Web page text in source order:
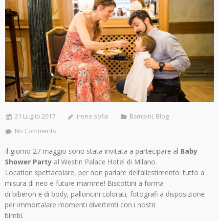
21 Luglio 2017 irene sofia Bambini, Blog
No Comments
Il giorno 27 maggio sono stata invitata a partecipare al Baby
Shower Party al Westin Palace Hotel di Milano.
Location spettacolare, per non parlare dell’allestimento: tutto a
misura di neo e future mamme! Biscottini a forma
di biberon e di body, palloncini colorati, fotografi a disposizione
per immortalare momenti divertenti con i nostri
bimbi.